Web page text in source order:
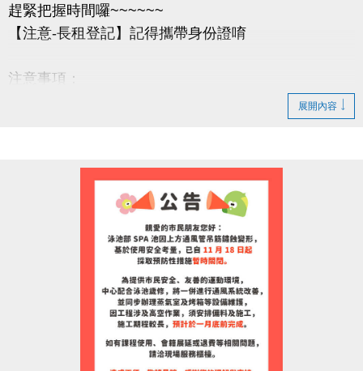
趕緊把握時間囉~~~~~~
【注意-長租登記】記得攜帶身份證唷
注意事項：
2.重新開放長租之時段，以現場排隊為主，無法以電
3.凡是想辦理長租開放之時段者，登記地點為「長租
登記櫃檯」，以排隊優先順序依次登記。
4.完成長租登記者，需立即至「繳費櫃檯」，完成繳
費手續，始完成綜合球場長租辦理。未完成繳費手續
5.長租時段以偶數整點至偶數整點兩個小時為租借基
準，例：06:00-08:00、08:00-10:00，以此類推。
6.其它注意事項，以長租條約及現場之規範為準。
7.壁球場長租請至球館部洽詢 03-2639066#115/116
展開內容